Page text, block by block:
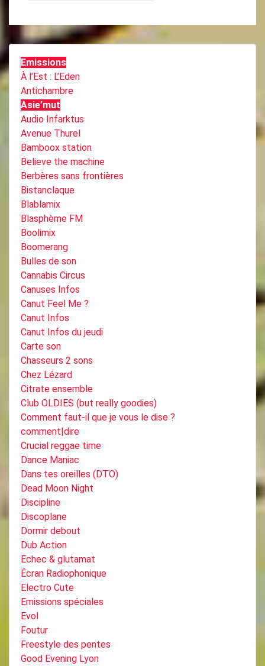
Emissions
À l’Est : L’Eden
Antichambre
Asie’mut
Audio Infarktus
Avenue Thurel
Bamboox station
Believe the machine
Berbères sans frontières
Bistanclaque
Blablamix
Blasphème FM
Boolimix
Boomerang
Bulles de son
Cannabis Circus
Canuses Infos
Canut Feel Me ?
Canut Infos
Canut Infos du jeudi
Carte son
Chasseurs 2 sons
Chez Lézard
Citrate ensemble
Club OLDIES (but really goodies)
Comment faut-il que je vous le dise ?
comment|dire
Crucial reggae time
Dance Maniac
Dans tes oreilles (DTO)
Dead Moon Night
Discipline
Discoplane
Dormir debout
Dub Action
Echec & glutamat
Écran Radiophonique
Electro Cute
Emissions spéciales
Evol
Foutur
Freestyle des pentes
Good Evening Lyon